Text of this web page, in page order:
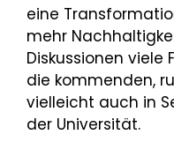
eine
mehr
Diskussionen viele
die kommenden,
vielleicht auch in
der Universität.